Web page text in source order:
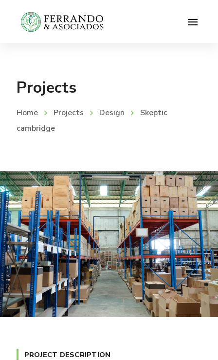
Projects
Home Projects Design
Skeptic
cambridge
PROJECT DESCRIPTION